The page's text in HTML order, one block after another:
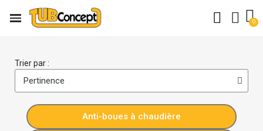
Trier par :
Anti-boues à chaudière